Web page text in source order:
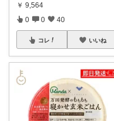
￥ 9,564
0 0 40
コレ いいね